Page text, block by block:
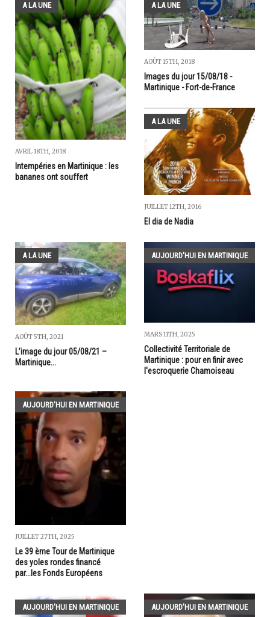
A LA UNE
AVRIL 18TH, 2018
Intempéries en Martinique : les
bananes ont souffert
A LA UNE
AOÛT 15TH, 2018
Images du jour 15/08/18 -
Martinique - Fort-de-France
A LA UNE
JUILLET 12TH, 2016
El dia de Nadia
A LA UNE
AOÛT 5TH, 2021
L’image du jour 05/08/21 –
Martinique...
AUJOURD'HUI EN MARTINIQUE
MARS 11TH, 2025
Collectivité Territoriale de
Martinique : pour en finir avec
l'escroquerie Chamoiseau
AUJOURD'HUI EN MARTINIQUE
JUILLET 27TH, 2025
Le 39 ème Tour de Martinique
des yoles rondes financé
par...les Fonds Européens
AUJOURD'HUI EN MARTINIQUE AUJOURD'HUI EN MARTINIQUE